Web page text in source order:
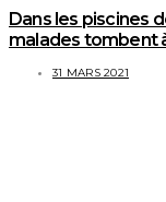
Dans les piscines
malades tombent
31 MARS 2021